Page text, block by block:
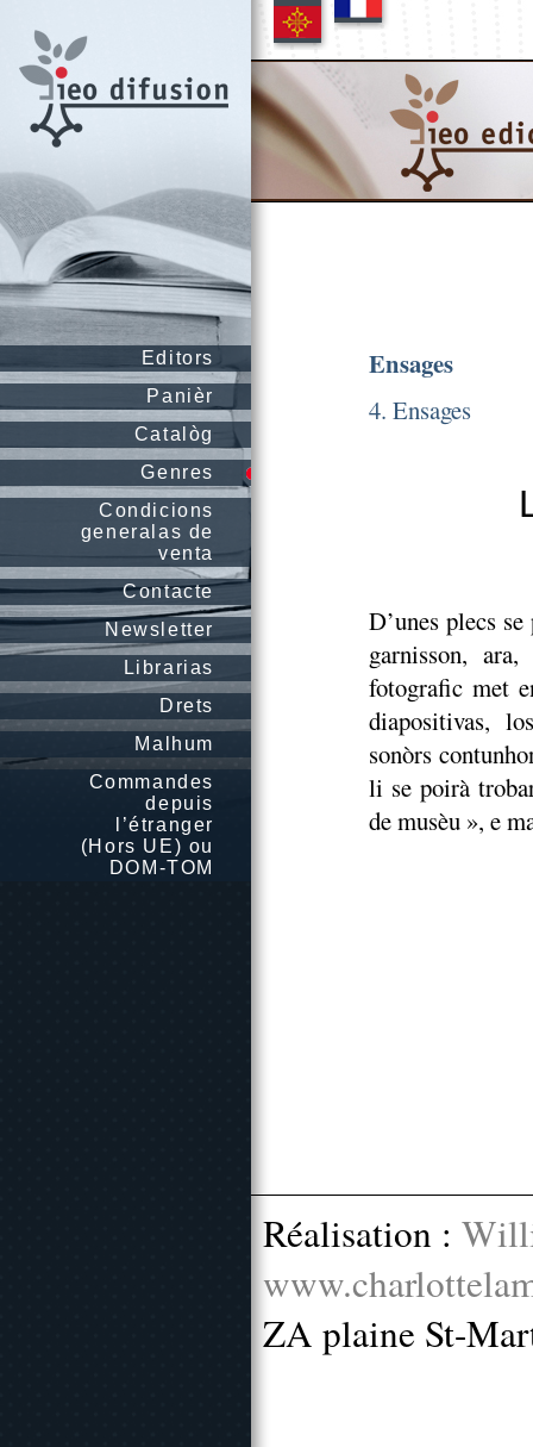
Editors
Panièr
Catalòg
Genres
Condicions
generalas de
venta
Contacte
Newsletter
Librarias
Drets
Malhum
Commandes
depuis
l’étranger
(Hors UE) ou
DOM-TOM
Ensages
4. Ensages
D’unes plecs
garnisson,
fotografic met
diapositivas,
sonòrs
li se poirà
de musèu », e
Réalisation :
ZA plaine St-